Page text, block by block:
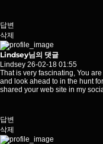
답변
삭제
Lindsey님의 댓글
Lindsey 26-02-18 01:55
That is very fascinating, You
and look ahead to in the hunt
shared your web site in my
답변
삭제